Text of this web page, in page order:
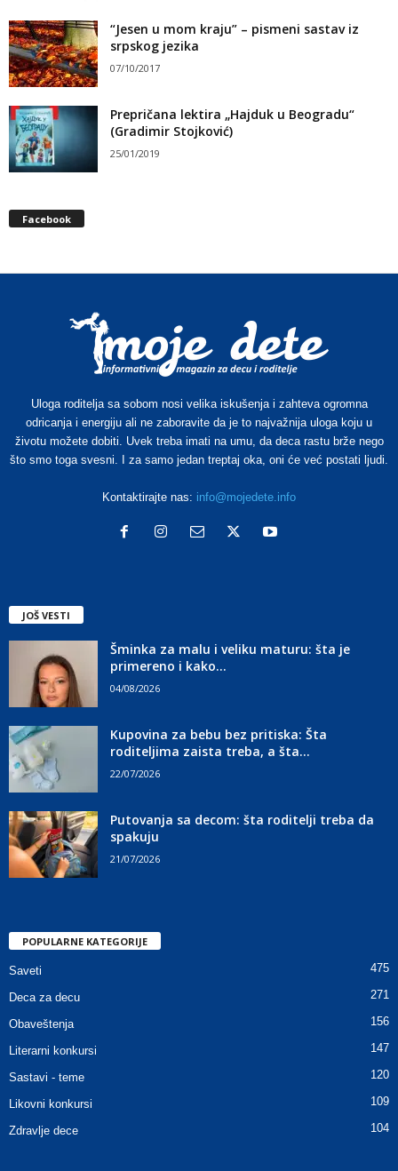
“Jesen u mom kraju” – pismeni sastav iz
srpskog jezika
07/10/2017
Prepričana lektira „Hajduk u Beogradu“
(Gradimir Stojković)
25/01/2019
Facebook
Uloga roditelja sa sobom nosi velika iskušenja i zahteva ogromna
odricanja i energiju ali ne zaboravite da je to najvažnija uloga koju u
životu možete dobiti. Uvek treba imati na umu, da deca rastu brže nego
što smo toga svesni. I za samo jedan treptaj oka, oni će već postati ljudi.
Kontaktirajte nas: info@mojedete.info
JOŠ VESTI
Šminka za malu i veliku maturu: šta je
primereno i kako...
04/08/2026
Kupovina za bebu bez pritiska: Šta
roditeljima zaista treba, a šta...
22/07/2026
Putovanja sa decom: šta roditelji treba da
spakuju
21/07/2026
POPULARNE KATEGORIJE
Saveti 475
Deca za decu 271
Obaveštenja 156
Literarni konkursi 147
Sastavi - teme 120
Likovni konkursi 109
Zdravlje dece 104